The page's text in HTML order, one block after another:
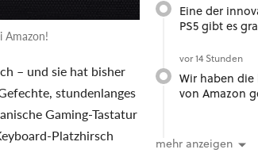
Amazon!
– und sie hat bisher
stundenlanges
Gaming-Tastatur
Platzhirsch
Eine der
PS5 gibt es
vor 14 Stunden
Wir haben die
von Amazon
mehr anzeigen